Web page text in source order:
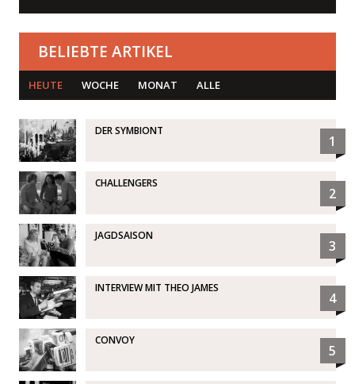
BELIEBTE ARTIKEL
HEUTE WOCHE MONAT ALLE
DER SYMBIONT
1
CHALLENGERS
2
JAGDSAISON
3
INTERVIEW MIT THEO JAMES
4
CONVOY
5